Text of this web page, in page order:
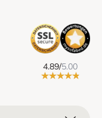
4.89/5.00